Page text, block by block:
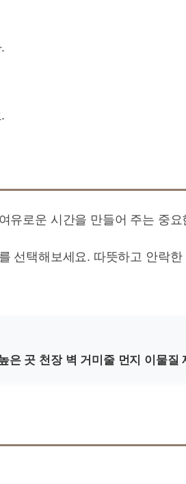
유로운 시간을 만들어 주는 중
선택해보세요. 따뜻하고 안락한
은 곳 천장 벽 거미줄 먼지 이물질